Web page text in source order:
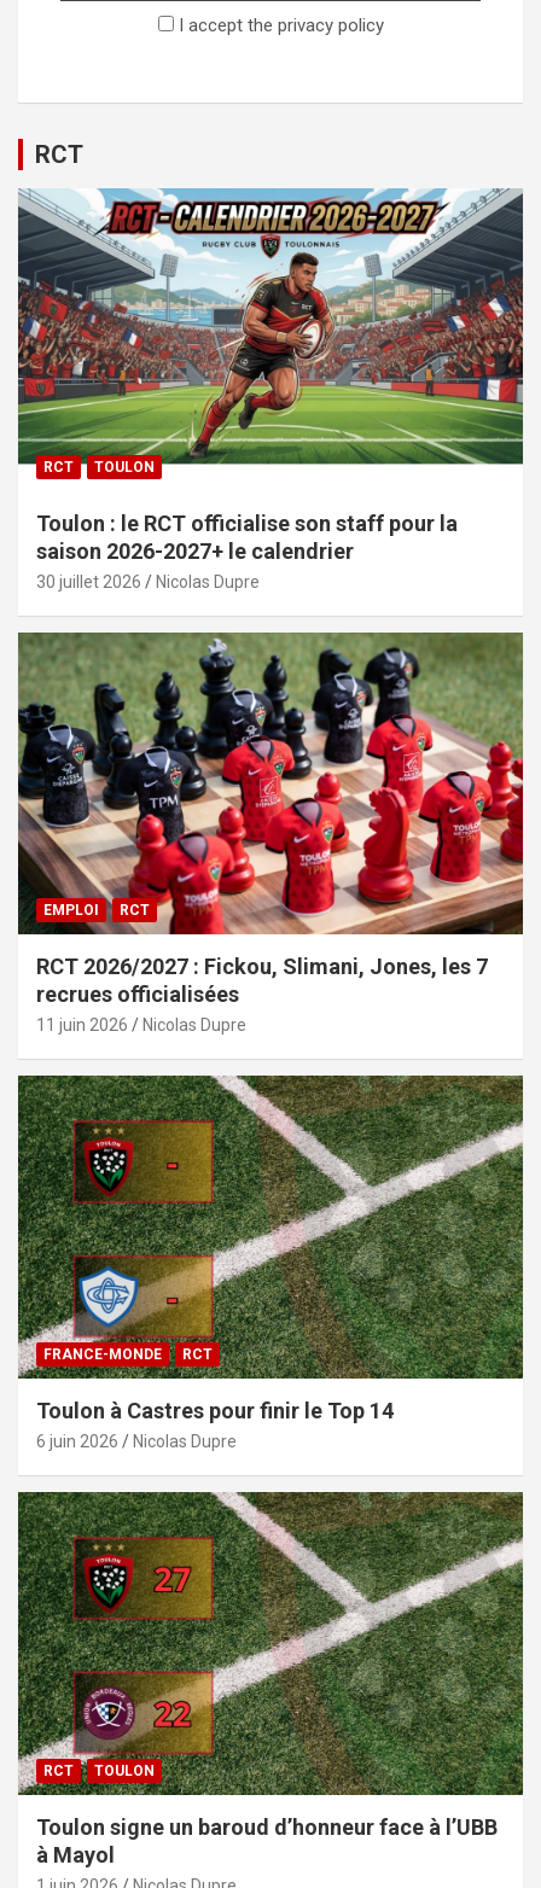
I accept the privacy policy
RCT
RCT TOULON
Toulon : le RCT officialise son staff pour la
saison 2026-2027+ le calendrier
30 juillet 2026 Nicolas Dupre
EMPLOI RCT
RCT 2026/2027 : Fickou, Slimani, Jones, les 7
recrues officialisées
11 juin 2026 Nicolas Dupre
FRANCE-MONDE RCT
Toulon à Castres pour finir le Top 14
6 juin 2026 Nicolas Dupre
RCT TOULON
Toulon signe un baroud d’honneur face à l’UBB
à Mayol